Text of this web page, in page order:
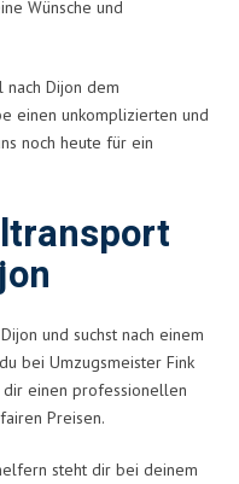
Wünsche und
Dijon dem
einen unkomplizierten und
noch heute für ein
und suchst nach einem
bei Umzugsmeister Fink
einen professionellen
Preisen.
steht dir bei deinem